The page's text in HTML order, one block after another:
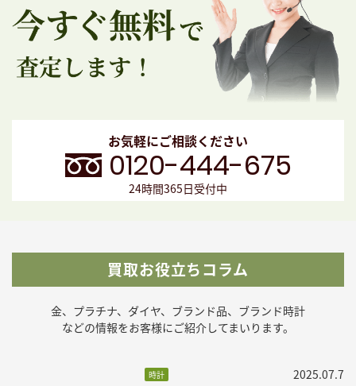
お気軽にご相談ください
0120-444-675
24時間365日受付中
買取お役立ちコラム
金、プラチナ、ダイヤ、ブランド品、ブランド時計
などの情報をお客様にご紹介してまいります。
時計 2025.07.7